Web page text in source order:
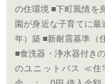
の住環境 ■下町風情を
園が身近な子育てに
年）築 ■新耐震基準（
■食洗器・浄水器付き
のユニットバス ≪